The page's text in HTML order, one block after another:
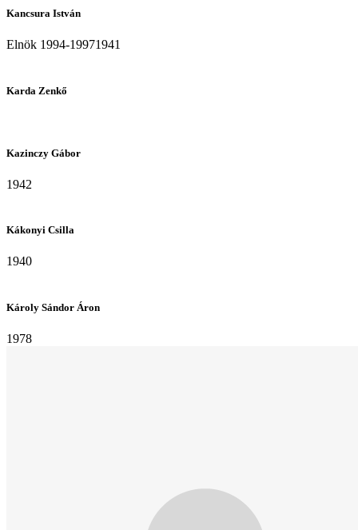
Kancsura István
Elnök 1994-19971941
Karda Zenkő
Kazinczy Gábor
1942
Kákonyi Csilla
1940
Károly Sándor Áron
1978